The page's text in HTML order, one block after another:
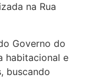
na Rua
Governo do
habitacional e
buscando